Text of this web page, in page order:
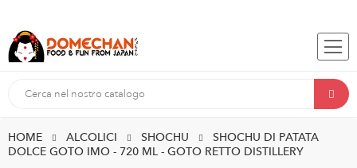
HOME ALCOLICI SHOCHU
SHOCHU DI PATATA
DOLCE GOTO IMO - 720 ML - GOTO RETTO DISTILLERY